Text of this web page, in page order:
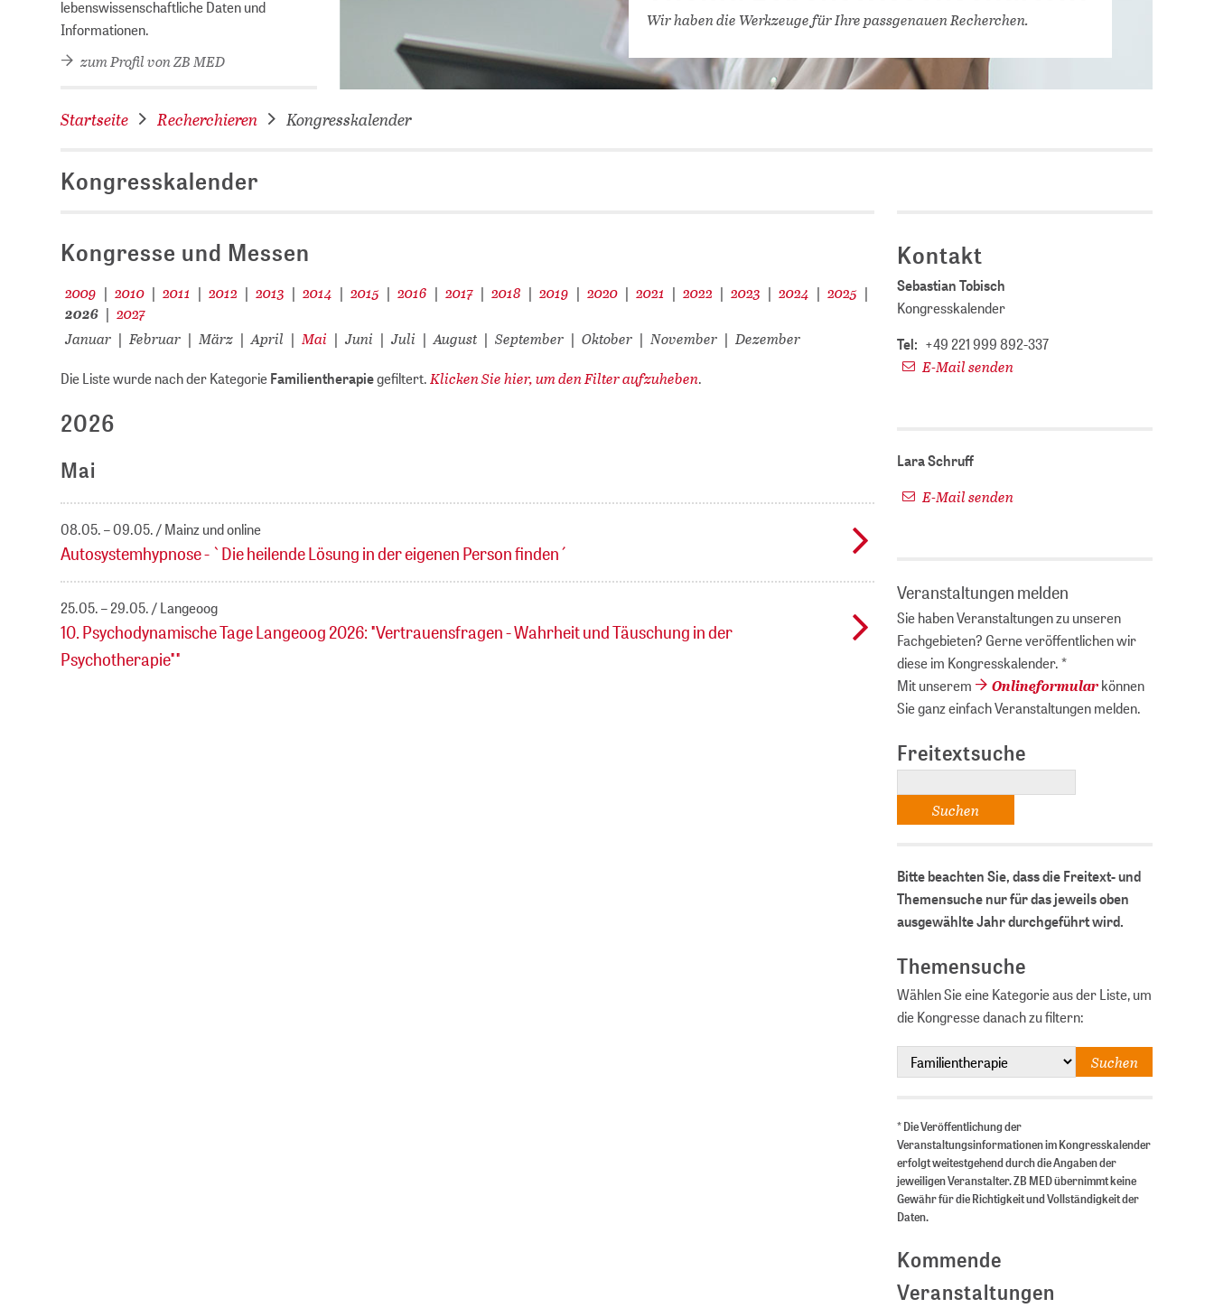
VERNETZEN: WIR FÜR SIE
DATENBANKEN (DBIS)
DIGITALE SAMMLUNGEN
Abschlussarbeiten bei
lebenswissenschaftliche Daten und
Informationen.
zum Profil von ZB MED
Wir haben die Werkzeuge für Ihre passgenauen Recherchen.
Startseite Recherchieren Kongresskalender
Kongresskalender
Kongresse und Messen
2009 | 2010 | 2011 | 2012 | 2013 | 2014 | 2015 | 2016 | 2017 | 2018 | 2019 | 2020 | 2021 | 2022 | 2023 | 2024 | 2025 |
2026 | 2027
Januar | Februar | März | April | Mai | Juni | Juli | August | September | Oktober | November | Dezember
Die Liste wurde nach der KategorieFamilientherapiegefiltert.Klicken Sie hier, um den Filter aufzuheben.
2026
Mai
08.05. – 09.05. Mainz und online
Autosystemhypnose - `Die heilende Lösung in der eigenen Person finden´
25.05. – 29.05. Langeoog
10. Psychodynamische Tage Langeoog 2026: "Vertrauensfragen - Wahrheit und Täuschung in der
Psychotherapie""
Kontakt
Sebastian Tobisch
Kongresskalender
Tel: +49 221 999 892-337
E-Mail senden
Lara Schruff
E-Mail senden
Veranstaltungen melden
Sie haben Veranstaltungen zu unseren
Fachgebieten? Gerne veröffentlichen wir
diese im Kongresskalender. *
Mit unserem
Onlineformularkönnen
Sie ganz einfach Veranstaltungen melden.
Freitextsuche
Bitte beachten Sie, dass die Freitext- und
Themensuche nur für das jeweils oben
ausgewählte Jahr durchgeführt wird.
Themensuche
Wählen Sie eine Kategorie aus der Liste, um
die Kongresse danach zu filtern:
* Die Veröffentlichung der
Veranstaltungsinformationen im Kongresskalender
erfolgt weitestgehend durch die Angaben der
jeweiligen Veranstalter. ZB MED übernimmt keine
Gewähr für die Richtigkeit und Vollständigkeit der
Daten.
Kommende
Veranstaltungen